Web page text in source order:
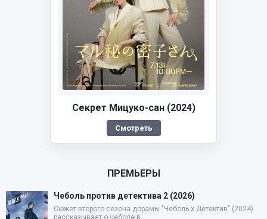
Секрет Мицуко-сан (2024)
Смотреть
ПРЕМЬЕРЫ
Чеболь против детектива 2 (2026)
Сюжет второго сезона дорамы "Чеболь x Детектив" (2024)